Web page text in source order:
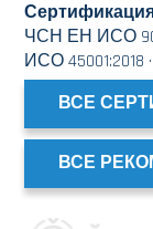
ЧСН ЕН ИСО
ИСО 45001:2018 ·
ВСЕ
ВСЕ